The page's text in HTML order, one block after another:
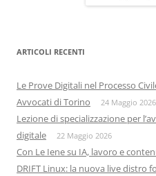
ARTICOLI RECENTI
Le Prove Digitali nel Processo
Avvocati di Torino
24 Maggio 2026
Lezione di specializzazione per
digitale
22 Maggio 2026
Con Le Iene su IA, lavoro e
DRIFT Linux: la nuova live distro